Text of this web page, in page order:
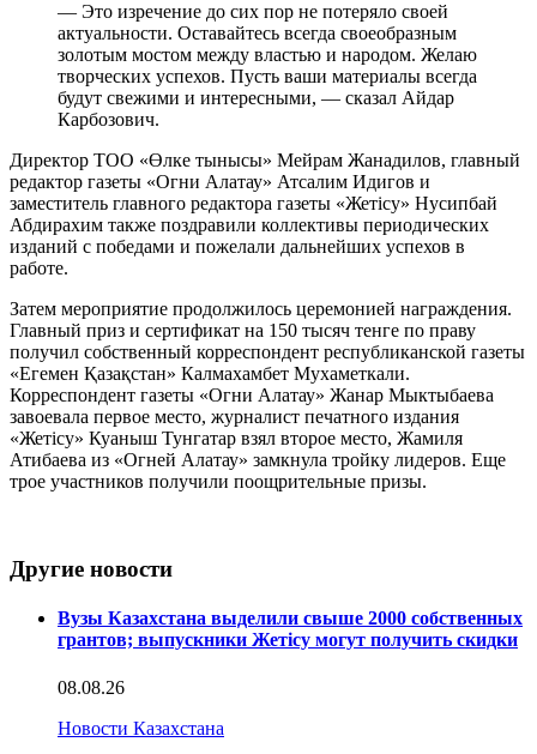
— Это изречение до сих пор не потеряло своей
актуальности. Оставайтесь всегда своеобразным
золотым мостом между властью и народом. Желаю
творческих успехов. Пусть ваши материалы всегда
будут свежими и интересными, — сказал Айдар
Карбозович.
Директор ТОО «Өлке тынысы» Мейрам Жанадилов, главный
редактор газеты «Огни Алатау» Атсалим Идигов и
заместитель главного редактора газеты «Жетісу» Нусипбай
Абдирахим также поздравили коллективы периодических
изданий с победами и пожелали дальнейших успехов в
работе.
Затем мероприятие продолжилось церемонией награждения.
Главный приз и сертификат на 150 тысяч тенге по праву
получил собственный корреспондент республиканской газеты
«Егемен Қазақстан» Калмахамбет Мухаметкали.
Корреспондент газеты «Огни Алатау» Жанар Мыктыбаева
завоевала первое место, журналист печатного издания
«Жетісу» Куаныш Тунгатар взял второе место, Жамиля
Атибаева из «Огней Алатау» замкнула тройку лидеров. Еще
трое участников получили поощрительные призы.
Другие новости
Вузы Казахстана выделили свыше 2000 собственных
грантов; выпускники Жетісу могут получить скидки
08.08.26
Новости Казахстана